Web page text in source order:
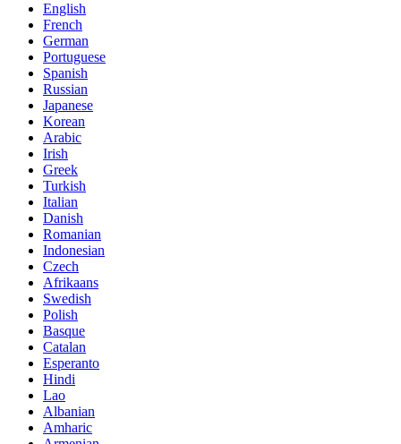
English
French
German
Portuguese
Spanish
Russian
Japanese
Korean
Arabic
Irish
Greek
Turkish
Italian
Danish
Romanian
Indonesian
Czech
Afrikaans
Swedish
Polish
Basque
Catalan
Esperanto
Hindi
Lao
Albanian
Amharic